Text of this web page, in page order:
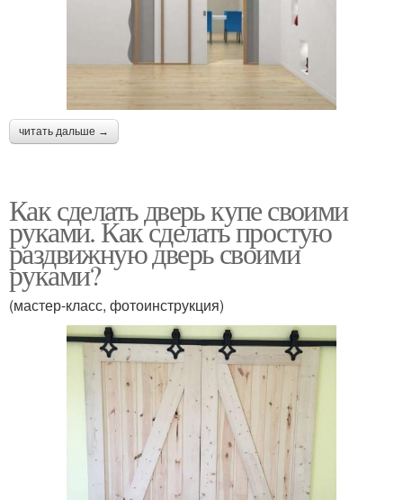
читать дальше →
Как сделать дверь купе своими
руками. Как сделать простую
раздвижную дверь своими
руками?
(мастер-класс, фотоинструкция)